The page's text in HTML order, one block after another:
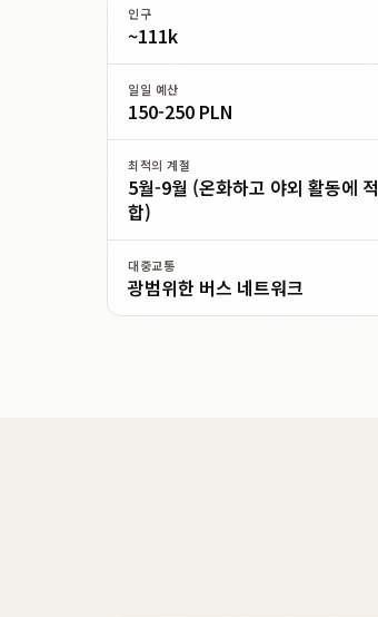
인구
~111k
일일 예산
150-250 PLN
최적의 계절
5월-9월 (온화하고 야외 활동에 적
합)
대중교통
광범위한 버스 네트워크